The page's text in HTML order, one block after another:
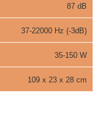
87 dB
37-22000 Hz (-3dB)
35-150 W
109 x 23 x 28 cm